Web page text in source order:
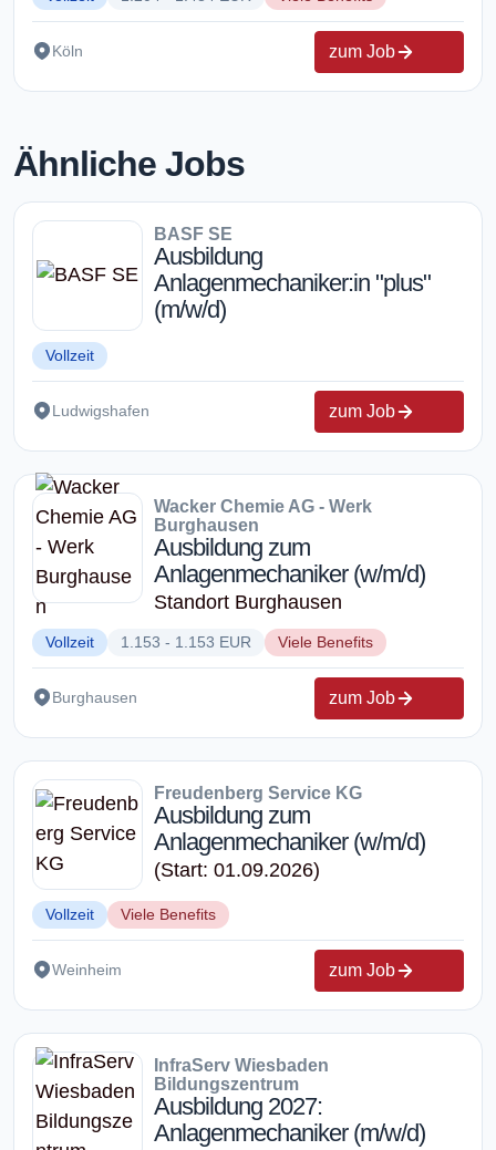
Köln zum Job
Ähnliche Jobs
BASF SE
Ausbildung
Anlagenmechaniker:in "plus"
(m/w/d)
Vollzeit
Ludwigshafen zum Job
Wacker Chemie AG - Werk
Burghausen
Ausbildung zum
Anlagenmechaniker (w/m/d)
Standort Burghausen
Vollzeit 1.153 - 1.153 EUR Viele Benefits
Burghausen zum Job
Freudenberg Service KG
Ausbildung zum
Anlagenmechaniker (w/m/d)
(Start: 01.09.2026)
Vollzeit Viele Benefits
Weinheim zum Job
InfraServ Wiesbaden
Bildungszentrum
Ausbildung 2027:
Anlagenmechaniker (m/w/d)